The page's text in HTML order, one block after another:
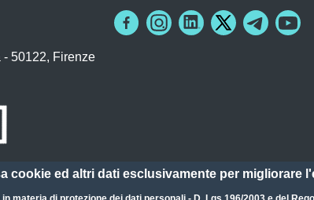
50122, Firenze
cookie ed altri dati esclusivamente per migliorare